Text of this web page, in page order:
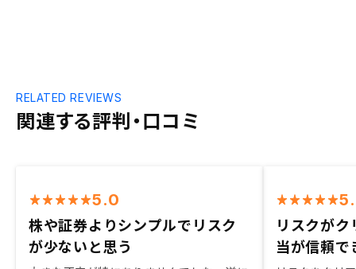
関連する評判・口コミ
RELATED REVIEWS
5.0
株や証券よりシンプルでリスク
が少ないと思う
リスクが
当が信頼で